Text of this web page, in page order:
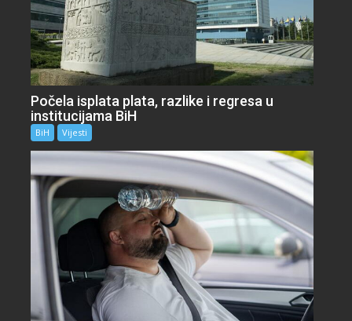
Počela isplata plata, razlike i regresa u
institucijama BiH
BiH Vijesti